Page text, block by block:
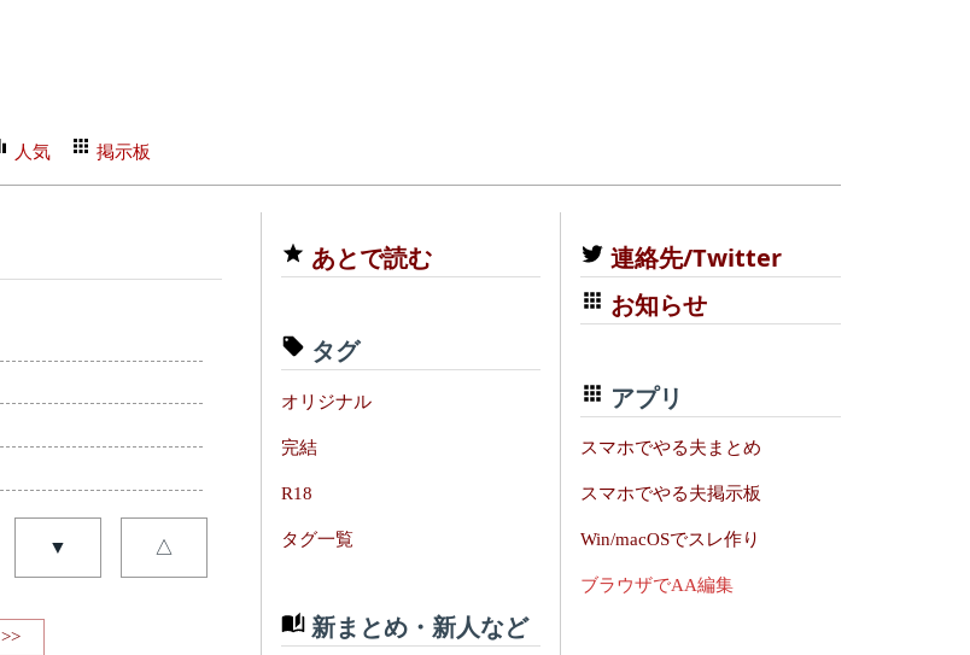
人気 掲示板
▼ △
>>
あとで読む
タグ
オリジナル
完結
R18
タグ一覧
新まとめ・新人など
連絡先/Twitter
お知らせ
アプリ
スマホでやる夫まとめ
スマホでやる夫掲示板
Win/macOSでスレ作り
ブラウザでAA編集